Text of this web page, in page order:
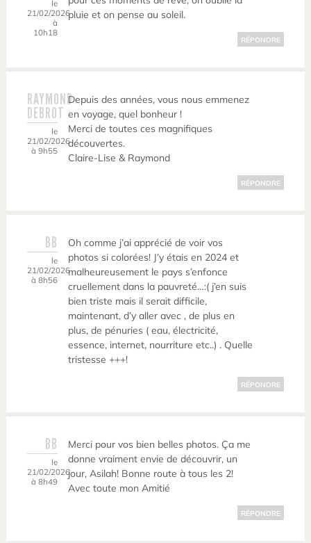
le
21/02/2026
à
10h18
pluie et on pense au soleil.
RÉPONDRE
RAYMOND
DEBROT
le
21/02/2026
à 9h55
Depuis des années, vous nous emmenez
en voyage, quel bonheur !
Merci de toutes ces magnifiques
découvertes.
Claire-Lise & Raymond
RÉPONDRE
BB
le
21/02/2026
à 8h56
Oh comme j’ai apprécié de voir vos
photos si colorées! J’y étais en 2024 et
malheureusement le pays s’enfonce
cruellement dans la pauvreté…:( j’en suis
bien triste mais il serait difficile,
maintenant, d’y aller avec , de plus en
plus, de pénuries ( eau, électricité,
essence, internet, nourriture etc..) . Quelle
tristesse +++!
RÉPONDRE
BB
le
21/02/2026
à 8h49
Merci pour vos bien belles photos. Ça me
donne vraiment envie de découvrir, un
jour, Asilah! Bonne route à tous les 2!
Avec toute mon Amitié
RÉPONDRE